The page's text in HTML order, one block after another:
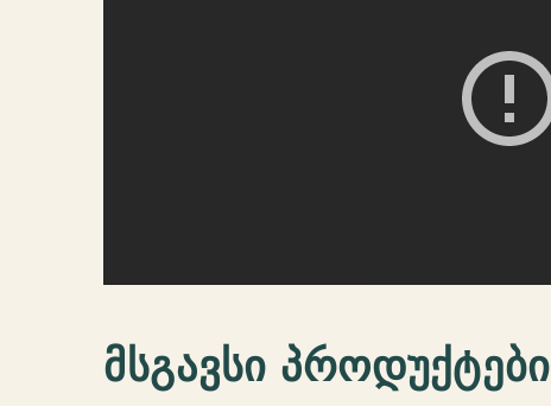
მსგავსი პროდუქტები